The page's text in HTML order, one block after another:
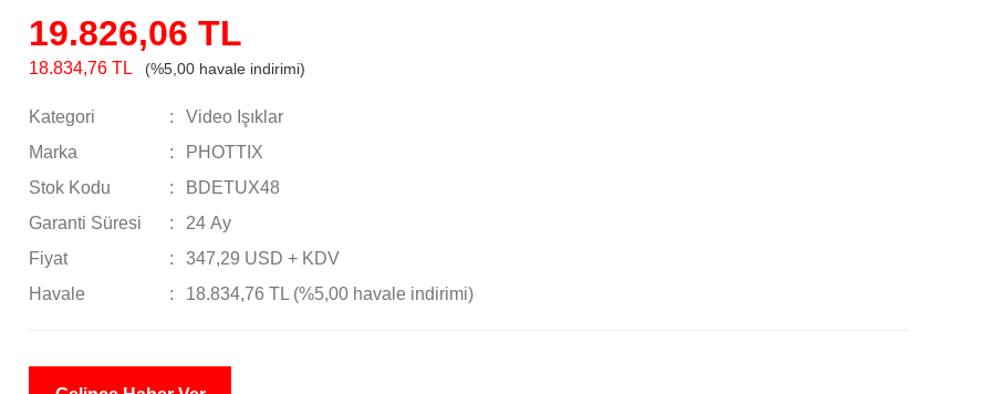
19.826,06 TL
18.834,76 TL (%5,00 havale indirimi)
Kategori
Video Işıklar
Marka
PHOTTIX
Stok Kodu
BDETUX48
Garanti Süresi
24 Ay
Fiyat
347,29 USD + KDV
Havale
18.834,76 TL (%5,00 havale indirimi)